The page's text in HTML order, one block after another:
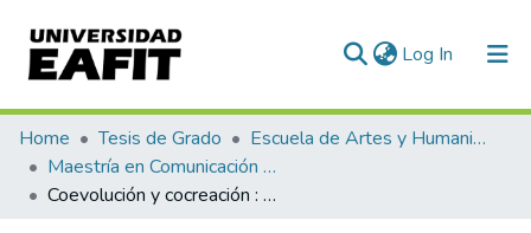
Log In (current)
Communities & Collections
All of DSpace
Home Tesis de Grado
Escuela de Artes y Humanidades
Maestría en Comunicación Transmedia (tesis)
Coevolución y cocreación : una mirada ecológica de la inteligencia híbrida en la fase de preproducción de los medios audiovisuales